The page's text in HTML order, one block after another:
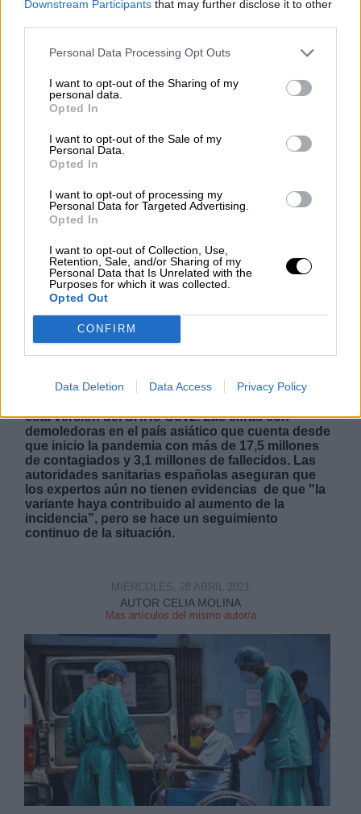
Downstream Participants that may further disclose it to other
Personal Data Processing Opt Outs
I want to opt-out of the Sharing of my
personal data.
Opted In
I want to opt-out of the Sale of my
Personal Data.
Opted In
I want to opt-out of processing my
Personal Data for Targeted Advertising.
Opted In
I want to opt-out of Collection, Use,
Retention, Sale, and/or Sharing of my
Personal Data that Is Unrelated with the
Purposes for which it was collected.
Opted Out
CONFIRM
Data Deletion Data Access Privacy Policy
NOTICIAS MAS VISTAS
LOCO MUNDO | SALUD,CONSUMO, BIENESTAR
El Gobierno ordena cuarentena
obligatoria de 10 días a los viajeros
procedentes de India
La situación epidemiológica en India es dramática,
según fuentes oficiales fallecen por COVID-19 dos
personas al minuto, 120 cada hora, más de 2700
muertos en el día de ayer y, registran por sexto día
consecutivo más de 300.000 contagios diarios. La
nueva variante del virus que se propaga a mayor
los países occidentales ya han activado medidas
esta versión del SARs-Cov2. Las cifras son
demoledoras en el país asiático que cuenta desde
que inicio la pandemia con más de 17,5 millones
de contagiados y 3,1 millones de fallecidos. Las
autoridades sanitarias españolas aseguran que
los expertos aún no tienen evidencias de que "la
variante haya contribuido al aumento de la
incidencia”, pero se hace un seguimiento
continuo de la situación.
AUTOR CELIA MOLINA
Mas artículos del mismo autor/a
MIÉRCOLES, 28 ABRIL 2021